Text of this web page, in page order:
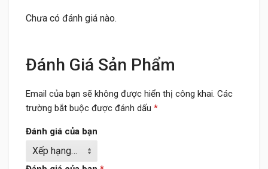
Chưa có đánh giá nào.
Đánh Giá Sản Phẩm
Email của bạn sẽ không được hiển thị công khai. Các
trường bắt buộc được đánh dấu *
Đánh giá của bạn